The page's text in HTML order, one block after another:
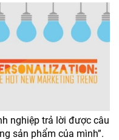
nghiệp trả lời được câu
sản phẩm của mình”.